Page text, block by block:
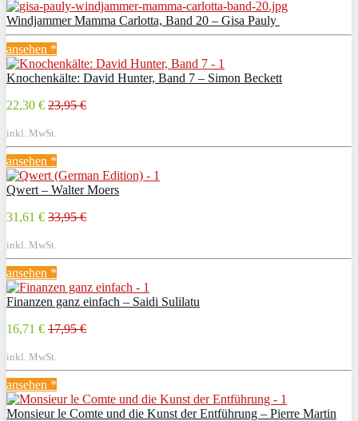
Windjammer Mamma Carlotta, Band 20 – Gisa Pauly
ansehen *
Knochenkälte: David Hunter, Band 7 – Simon Beckett
22,30 € 23,95 €
inkl. MwSt.
ansehen *
Qwert – Walter Moers
31,61 € 33,95 €
inkl. MwSt.
ansehen *
Finanzen ganz einfach – Saidi Sulilatu
16,71 € 17,95 €
inkl. MwSt.
ansehen *
Monsieur le Comte und die Kunst der Entführung – Pierre Martin